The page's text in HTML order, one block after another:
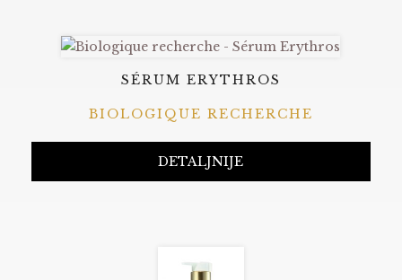
SÉRUM ERYTHROS
BIOLOGIQUE RECHERCHE
DETALJNIJE